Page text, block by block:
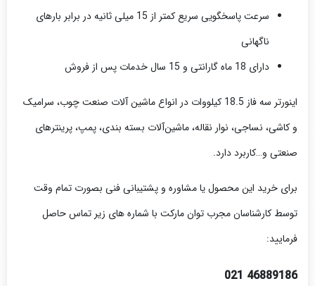
سرعت پاسخگویی سریع کمتر از 15 میلی ثانیه در برابر بارهای
ناگهانی
دارای 18 ماه گارانتی و 15 سال خدمات پس از فروش
اینورتر سه فاز 18.5 کیلووات در انواع ماشین آلات صنعت چوب، سرامیک
و کاشی، نساجی، نوار نقاله، ماشین‌آلات بسته بندی، پمپ، پرینترهای
صنعتی و…کاربرد دارد.
برای خرید این محصول یا مشاوره و پشتیبانی فنی بصورت تمام وقت
توسط کارشناسان مجرب توان مارکت با شماره های زیر تماس حاصل
فرمایید:
46889186 021​